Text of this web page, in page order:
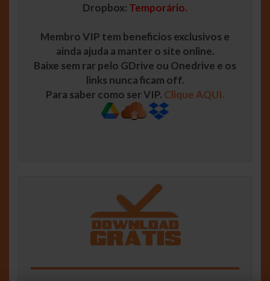
Dropbox: Temporário.
Membro VIP tem beneficios exclusivos e
ainda ajuda a manter o site online.
Baixe sem rar pelo GDrive ou Onedrive e os
links nunca ficam off.
Para saber como ser VIP. Clique AQUI.